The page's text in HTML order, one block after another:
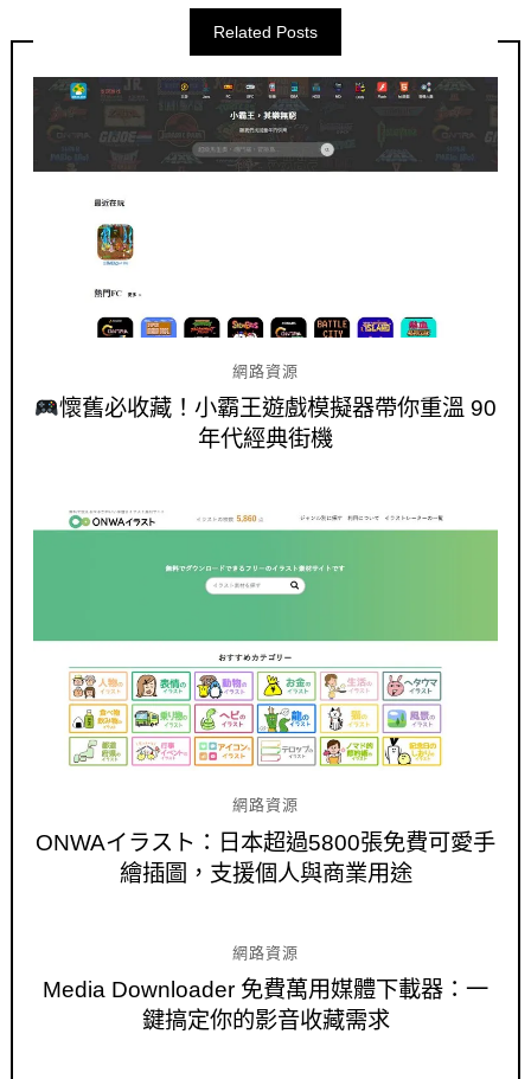
Related Posts
網路資源
懷舊必收藏！小霸王遊戲模擬器帶你重溫 90
年代經典街機
網路資源
ONWAイラスト：日本超過5800張免費可愛手
繪插圖，支援個人與商業用途
網路資源
Media Downloader 免費萬用媒體下載器：一
鍵搞定你的影音收藏需求